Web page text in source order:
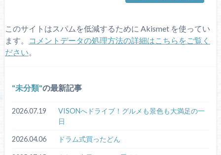
このサイトはスパムを低減するために Akismet を使ってい
ます。
コメントデータの処理方法の詳細はこちらをご覧く
ださい。
未分類 の最新記事
2026.07.19
VISONへドライブ！グルメも景色も大満足の一
日
2026.04.06 ドラム式買ったどん